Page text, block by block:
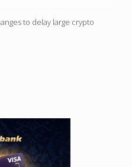
to delay large crypto